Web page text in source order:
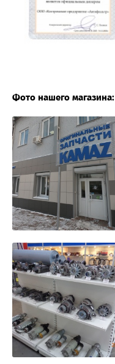
Фото нашего магазина: